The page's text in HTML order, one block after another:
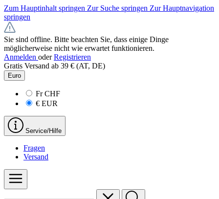
Zum Hauptinhalt springen Zur Suche springen Zur Hauptnavigation
springen
Sie sind offline. Bitte beachten Sie, dass einige Dinge
möglicherweise nicht wie erwartet funktionieren.
Anmelden oder Registrieren
Gratis Versand ab 39 € (AT, DE)
Euro
FrCHF
€ EUR
Service/Hilfe
Fragen
Versand